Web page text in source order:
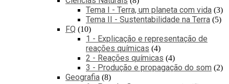
Tema I - Terra, um planeta com vida 3
Tema II - Sustentabilidade na Terra 5
FQ 10
1 - Explicação e representação de
reações químicas 4
2 - Reações químicas 4
3 - Produção e propagação do som 2
Geografia 8